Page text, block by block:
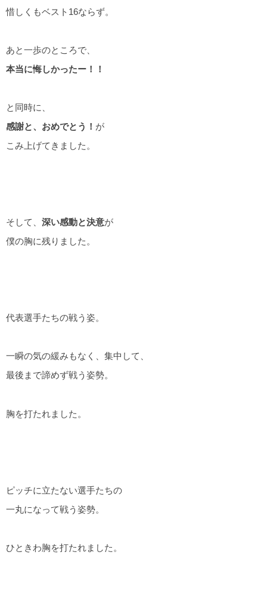
惜しくもベスト16ならず。
あと一歩のところで、
本当に悔しかったー！！
と同時に、
感謝と、おめでとう！ が
こみ上げてきました。
そして、 深い感動と決意が
僕の胸に残りました。
代表選手たちの戦う姿。
一瞬の気の緩みもなく、集中して、
最後まで諦めず戦う姿勢。
胸を打たれました。
ピッチに立たない選手たちの
一丸になって戦う姿勢。
ひときわ胸を打たれました。